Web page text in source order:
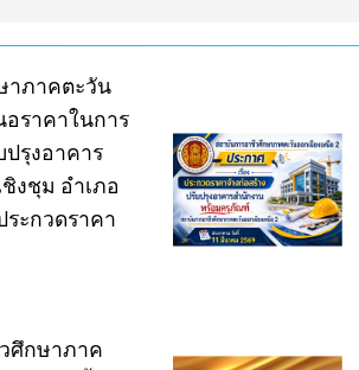
าภาคตะวัน
อราคาในการ
ปรุงอาคาร
งชุม อำเภอ
ะกวดราคา
ศึกษาภาค